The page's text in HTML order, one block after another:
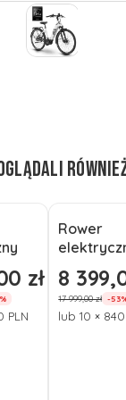
zł
PLN
Okazja
Nowość
Rower
Grand
4 M 28''
YAMAHA
Cena
8
17 999,00 zł -
lub 10 × 840